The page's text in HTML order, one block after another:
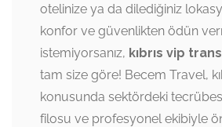
otelinize ya da dilediğiniz
konfor ve güvenlikten ödün
istemiyorsanız, kıbrıs vip
tam size göre! Becem Travel,
konusunda sektördeki
filosu ve profesyonel ekibiyle